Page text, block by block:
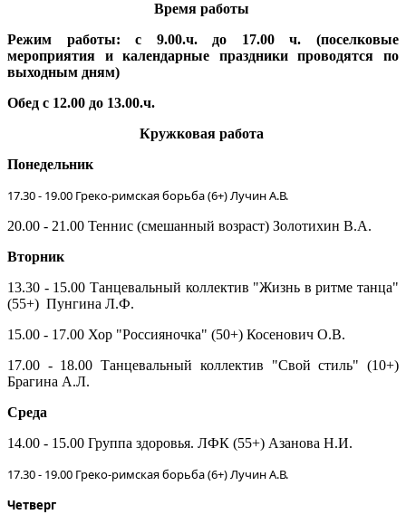
Время работы
Режим работы: с 9.00.ч. до 17.00 ч. (поселковые
мероприятия и календарные праздники проводятся по
выходным дням)
Обед с 12.00 до 13.00.ч.
Кружковая работа
Понедельник
17.30 - 19.00 Греко-римская борьба (6+) Лучин А.В.
20.00 - 21.00 Теннис (смешанный возраст) Золотихин В.А.
Вторник
13.30 - 15.00 Танцевальный коллектив "Жизнь в ритме танца"
(55+) Пунгина Л.Ф.
15.00 - 17.00 Хор "Россияночка" (50+) Косенович О.В.
17.00 - 18.00 Танцевальный коллектив "Свой стиль" (10+)
Брагина А.Л.
Среда
14.00 - 15.00 Группа здоровья. ЛФК (55+) Азанова Н.И.
17.30 - 19.00 Греко-римская борьба (6+) Лучин А.В.
Четверг